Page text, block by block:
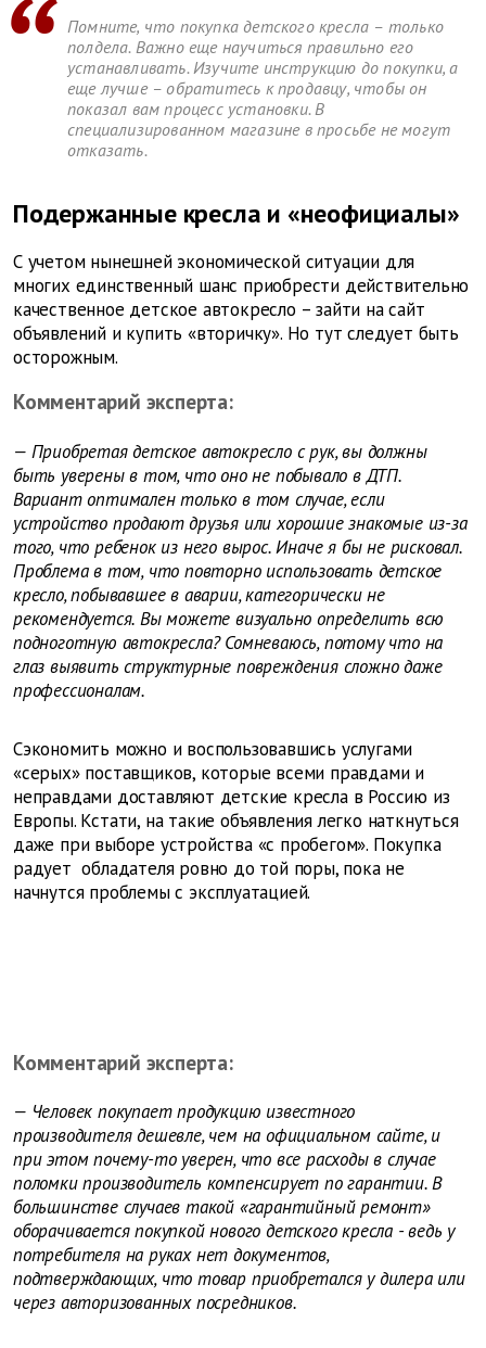
Помните, что покупка детского кресла – только
полдела. Важно еще научиться правильно его
устанавливать. Изучите инструкцию до покупки, а
еще лучше – обратитесь к продавцу, чтобы он
показал вам процесс установки. В
специализированном магазине в просьбе не могут
отказать.
Подержанные кресла и «неофициалы»
С учетом нынешней экономической ситуации для
многих единственный шанс приобрести действительно
качественное детское автокресло – зайти на сайт
объявлений и купить «вторичку». Но тут следует быть
осторожным.
Комментарий эксперта:
— Приобретая детское автокресло с рук, вы должны
быть уверены в том, что оно не побывало в ДТП.
Вариант оптимален только в том случае, если
устройство продают друзья или хорошие знакомые из-за
того, что ребенок из него вырос. Иначе я бы не рисковал.
Проблема в том, что повторно использовать детское
кресло, побывавшее в аварии, категорически не
рекомендуется. Вы можете визуально определить всю
подноготную автокресла? Сомневаюсь, потому что на
глаз выявить структурные повреждения сложно даже
профессионалам.
Сэкономить можно и воспользовавшись услугами
«серых» поставщиков, которые всеми правдами и
неправдами доставляют детские кресла в Россию из
Европы. Кстати, на такие объявления легко наткнуться
даже при выборе устройства «с пробегом». Покупка
радует обладателя ровно до той поры, пока не
начнутся проблемы с эксплуатацией.
Комментарий эксперта:
— Человек покупает продукцию известного
производителя дешевле, чем на официальном сайте, и
при этом почему-то уверен, что все расходы в случае
поломки производитель компенсирует по гарантии. В
большинстве случаев такой «гарантийный ремонт»
оборачивается покупкой нового детского кресла - ведь у
потребителя на руках нет документов,
подтверждающих, что товар приобретался у дилера или
через авторизованных посредников.